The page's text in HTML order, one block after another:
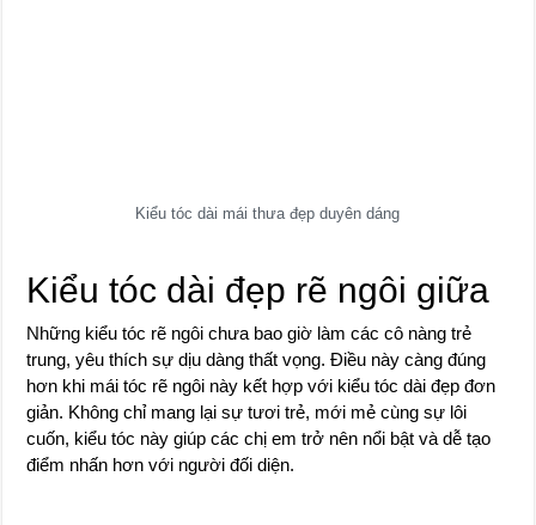
Kiểu tóc dài mái thưa đẹp duyên dáng
Kiểu tóc dài đẹp rẽ ngôi giữa
Những kiểu tóc rẽ ngôi chưa bao giờ làm các cô nàng trẻ
trung, yêu thích sự dịu dàng thất vọng. Điều này càng đúng
hơn khi mái tóc rẽ ngôi này kết hợp với kiểu tóc dài đẹp đơn
giản. Không chỉ mang lại sự tươi trẻ, mới mẻ cùng sự lôi
cuốn, kiểu tóc này giúp các chị em trở nên nổi bật và dễ tạo
điểm nhấn hơn với người đối diện.